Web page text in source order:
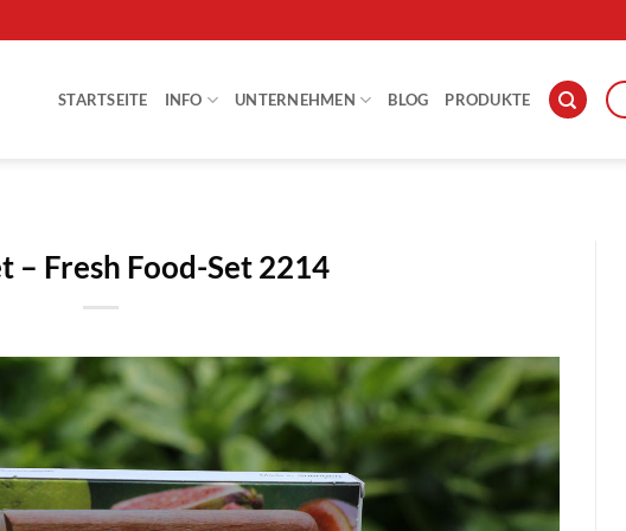
STARTSEITE INFO UNTERNEHMEN BLOG PRODUKTE
– Fresh Food-Set 2214